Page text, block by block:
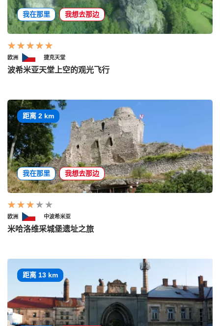
我在那里 我想去那边
欧洲 捷克天堂
波希米亚天堂上空的观光飞行
距离 2 km
我在那里 我想去那边
欧洲 中波希米亚
米哈洛维采城堡遗址之旅
距离 13 km